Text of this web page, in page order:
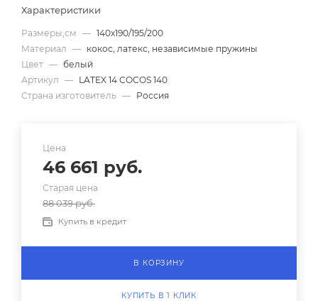
Характеристики
Размеры,см — 140х190/195/200
Материал — кокос, латекс, независимые пружины
Цвет — белый
Артикул — LATEX 14 COCOS 140
Страна изготовитель — Россия
Цена
46 661 руб.
Старая цена
88 039руб.
Купить в кредит
В КОРЗИНУ
КУПИТЬ В 1 КЛИК